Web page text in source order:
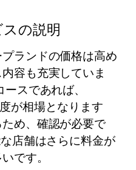
の説明
ランドの価格は高め
容も充実していま
スであれば、
が相場となります
め、確認が必要で
店舗はさらに料金が
です。